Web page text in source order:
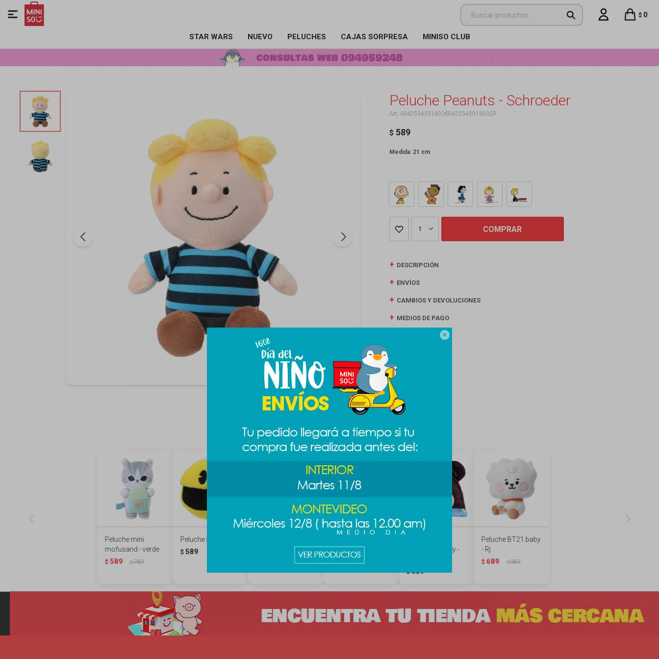

STAR WARS NUEVO PELUCHES CAJAS SORPRESA MINISO CLUB
$ 0

Peluche Peanuts - Schroeder
69425545916936942554591693SR
$ 589
Medida: 21 cm
1 COMPRAR
DESCRIPCIÓN
ENVÍOS
CAMBIOS Y DEVOLUCIONES
MEDIOS DE PAGO
Productos que te pueden interesar
Peluche mini
mofusand - verde
$ 589 $789
Peluche PAC-MAN
$ 589
navideña
$ 689 $789
capucha Disney -
$ 689
Peluche BT21 baby
- Rj
$ 689 $989